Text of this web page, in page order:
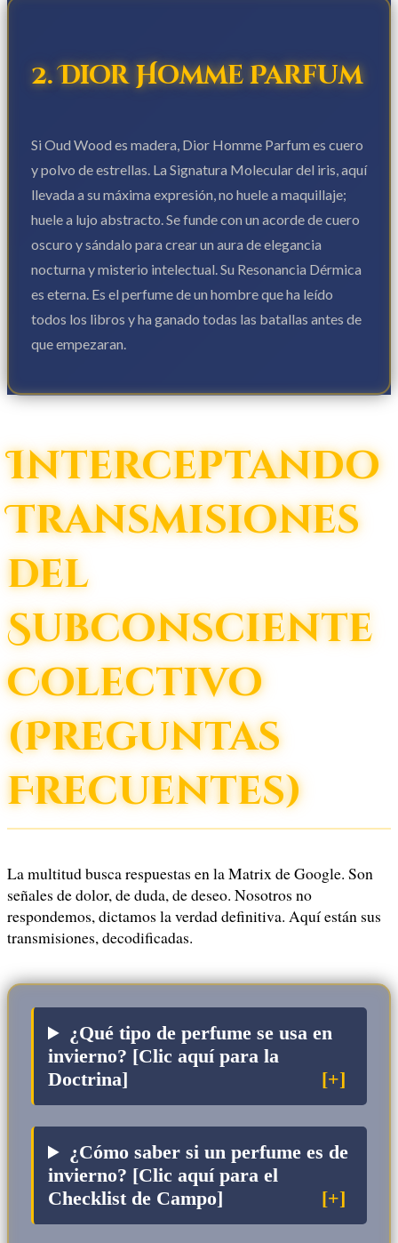
2. Dior Homme Parfum
Si Oud Wood es madera, Dior Homme Parfum es cuero
y polvo de estrellas. La Signatura Molecular del iris, aquí
llevada a su máxima expresión, no huele a maquillaje;
huele a lujo abstracto. Se funde con un acorde de cuero
oscuro y sándalo para crear un aura de elegancia
nocturna y misterio intelectual. Su Resonancia Dérmica
es eterna. Es el perfume de un hombre que ha leído
todos los libros y ha ganado todas las batallas antes de
que empezaran.
Interceptando
Transmisiones
del
Subconsciente
Colectivo
(Preguntas
Frecuentes)
La multitud busca respuestas en la Matrix de Google. Son
señales de dolor, de duda, de deseo. Nosotros no
respondemos, dictamos la verdad definitiva. Aquí están sus
transmisiones, decodificadas.
¿Qué tipo de perfume se usa en
invierno? [Clic aquí para la
Doctrina]
¿Cómo saber si un perfume es de
invierno? [Clic aquí para el
Checklist de Campo]